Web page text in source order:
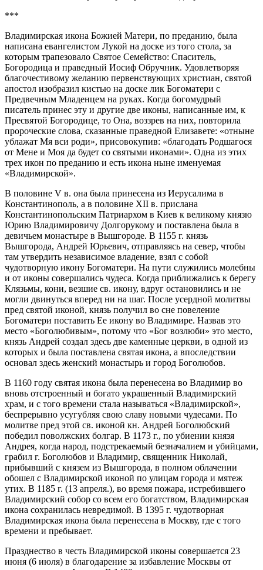
***
Владимирская икона Божией Матери, по преданию, была
написана евангелистом Лукой на доске из того стола, за
которым трапезовало Святое Семейство: Спаситель,
Богородица и праведный Иосиф Обручник. Удовлетворяя
благочестивому желанию первенствующих христиан, святой
апостол изобразил кистью на доске лик Богоматери с
Предвечным Младенцем на руках. Когда богомудрый
писатель принес эту и другие две иконы, написанные им, к
Пресвятой Богородице, то Она, воззрев на них, повторила
пророческие слова, сказанные праведной Елизавете: «отныне
ублажат Мя вси роди», присовокупив: «благодать Родшагося
от Мене и Моя да будет со святыми иконами». Одна из этих
трех икон по преданию и есть икона ныне именуемая
«Владимирской».
В половине V в. она была принесена из Иерусалима в
Константинополь, а в половине XII в. прислана
Константинопольским Патриархом в Киев к великому князю
Юрию Владимировичу Долгорукому и поставлена была в
девичьем монастыре в Вышгороде. В 1155 г. князь
Вышгорода, Андрей Юрьевич, отправляясь на север, чтобы
там утвердить независимое владение, взял с собой
чудотворную икону Богоматери. На пути служились молебны
и от иконы совершались чудеса. Когда приближались к берегу
Клязьмы, кони, везшие св. икону, вдруг остановились и не
могли двинуться вперед ни на шаг. После усердной молитвы
пред святой иконой, князь получил во сне повеление
Богоматери поставить Ее икону во Владимире. Назвав это
место «Боголюбивым», потому что «Бог возлюби» это место,
князь Андрей создал здесь две каменные церкви, в одной из
которых и была поставлена святая икона, а впоследствии
основал здесь женский монастырь и город Боголюбов.
В 1160 году святая икона была перенесена во Владимир во
вновь отстроенный и богато украшенный Владимирский
храм, и с того времени стала называться «Владимирской»,
беспрерывно усугубляя свою славу новыми чудесами. По
молитве пред этой св. иконой кн. Андрей Боголюбский
победил поволжских болгар. В 1173 г., по убиении князя
Андрея, когда народ, подстрекаемый безначалием и убийцами,
грабил г. Боголюбов и Владимир, священник Николай,
прибывший с князем из Вышгорода, в полном облачении
обошел с Владимирской иконой по улицам города и мятеж
утих. В 1185 г. (13 апреля.), во время пожара, истребившего
Владимирский собор со всем его богатством, Владимирская
икона сохранилась невредимой. В 1395 г. чудотворная
Владимирская икона была перенесена в Москву, где с того
времени и пребывает.
Празднество в честь Владимирской иконы совершается 23
июня (6 июля) в благодарение за избавление Москвы от